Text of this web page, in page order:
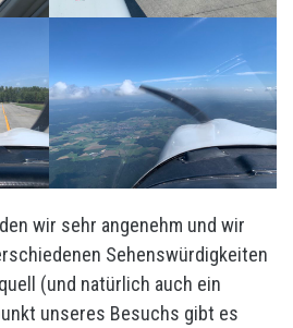
wir sehr angenehm und wir
Sehenswürdigkeiten
(und natürlich auch ein
unseres Besuchs gibt es